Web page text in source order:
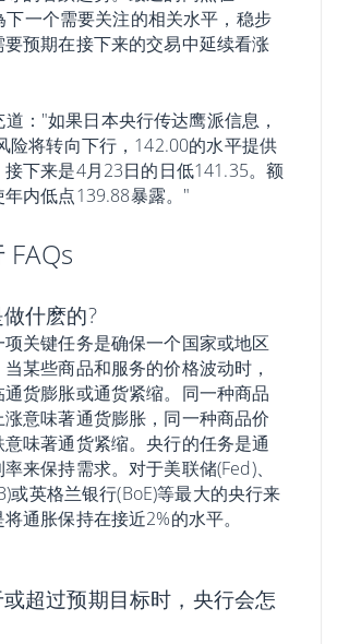
下一个需要关注的相关水平，稳步
预期在接下来的交易中延续看涨
："如果日本央行传达鹰派信息，
险将转向下行，142.00的水平提供
接下来是4月23日的日低141.35。额
内低点139.88暴露。"
FAQs
什麽的?
关键任务是确保一个国家或地区
某些商品和服务的价格波动时，
货膨胀或通货紧缩。同一种商品
意味著通货膨胀，同一种商品价
味著通货紧缩。央行的任务是通
来保持需求。对于美联储(Fed)、
或英格兰银行(BoE)等最大的央行来
通胀保持在接近2%的水平。
超过预期目标时，央行会怎